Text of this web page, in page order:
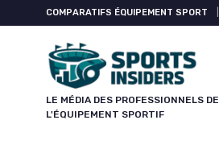
COMPARATIFS ÉQUIPEMENT SPORT
LE MÉDIA DES PROFESSIONNELS DE
L'ÉQUIPEMENT SPORTIF
Panneau de gestion des cookies